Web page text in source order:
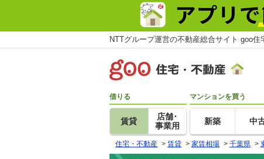
NTTグループ運営の不動産総合サイト goo住
借りる
賃貸
店舗･
事業用
マンションを買う
新築 中
住宅・不動産 > 賃貸 > 家賃相場 > 千葉県 >